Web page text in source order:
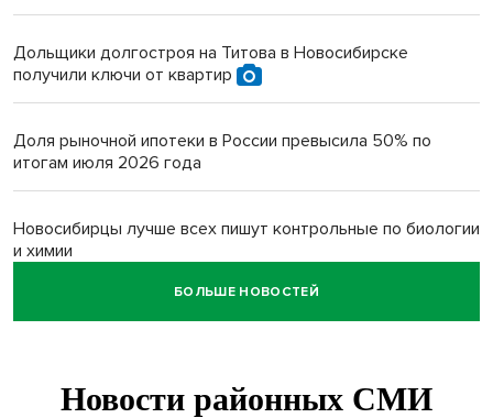
Дольщики долгостроя на Титова в Новосибирске
получили ключи от квартир
Доля рыночной ипотеки в России превысила 50% по
итогам июля 2026 года
Новосибирцы лучше всех пишут контрольные по биологии
и химии
Нейросеть для диагностики депрессии в крови создали в
Двум бойцам СВО после минно-взрывной травмы
БОЛЬШЕ НОВОСТЕЙ